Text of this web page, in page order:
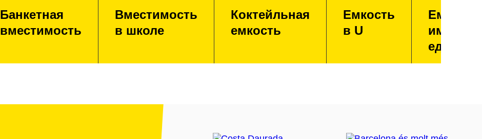
Банкетная
вместимость
Вместимость
в школе
Коктейльная
емкость
Емкость
в U